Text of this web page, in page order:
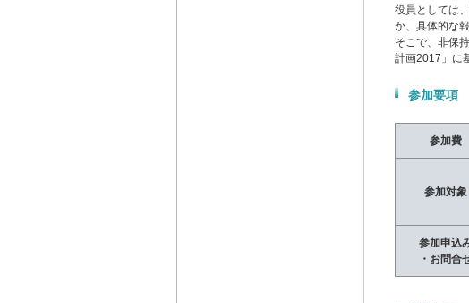
役員としては
か、具体的な
そこで、非保
計画2017」に
参加要項
参加費
参加対象
参加申込
・お問合